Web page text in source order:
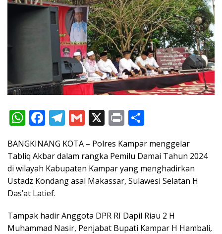
W
h
at
s
A
p
p
F
ac
e
b
o
o
k
T
el
e
gr
a
G
m
ai
l
X Pr
in
t ar
e
BANGKINANG KOTA – Polres Kampar menggelar
Tabliq Akbar dalam rangka Pemilu Damai Tahun 2024
di wilayah Kabupaten Kampar yang menghadirkan
Ustadz Kondang asal Makassar, Sulawesi Selatan H
Das’at Latief.
Tampak hadir Anggota DPR RI Dapil Riau 2 H
Muhammad Nasir, Penjabat Bupati Kampar H Hambali,